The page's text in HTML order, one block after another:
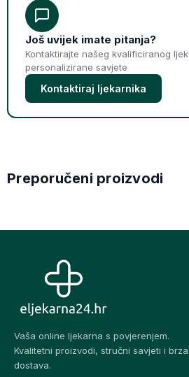
Još uvijek imate pitanja?
Kontaktirajte našeg kvalificiranog
personalizirane savjete
Kontaktiraj ljekarnika
Preporučeni proizvodi
Vaša online ljekarna s povjerenjem.
Kvalitetni proizvodi, stručni savjeti i brza
dostava.